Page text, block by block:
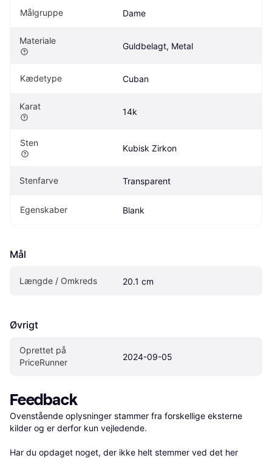
Målgruppe Dame
Materiale
Guldbelagt, Metal
Kædetype Cuban
Karat
14k
Sten
Kubisk Zirkon
Stenfarve Transparent
Egenskaber Blank
Mål
Længde / Omkreds 20.1 cm
Øvrigt
Oprettet på
PriceRunner
2024-09-05
Feedback
Ovenstående oplysninger stammer fra forskellige eksterne
kilder og er derfor kun vejledende.
Har du opdaget noget, der ikke helt stemmer ved det her